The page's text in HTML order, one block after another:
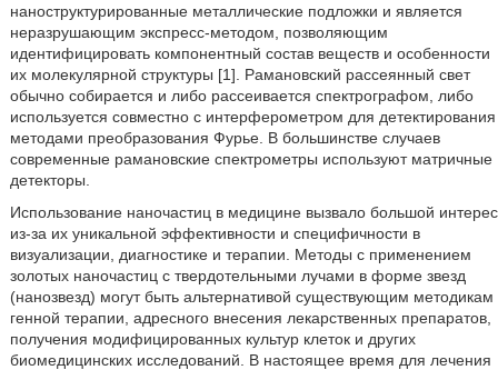
наноструктурированные металлические подложки и является
неразрушающим экспресс-методом, позволяющим
идентифицировать компонентный состав веществ и особенности
их молекулярной структуры [1]. Рамановский рассеянный свет
обычно собирается и либо рассеивается спектрографом, либо
используется совместно с интерферометром для детектирования
методами преобразования Фурье. В большинстве случаев
современные рамановские спектрометры используют матричные
детекторы.
Использование наночастиц в медицине вызвало большой интерес
из-за их уникальной эффективности и специфичности в
визуализации, диагностике и терапии. Методы с применением
золотых наночастиц с твердотельными лучами в форме звезд
(нанозвезд) могут быть альтернативой существующим методикам
генной терапии, адресного внесения лекарственных препаратов,
получения модифицированных культур клеток и других
биомедицинских исследований. В настоящее время для лечения